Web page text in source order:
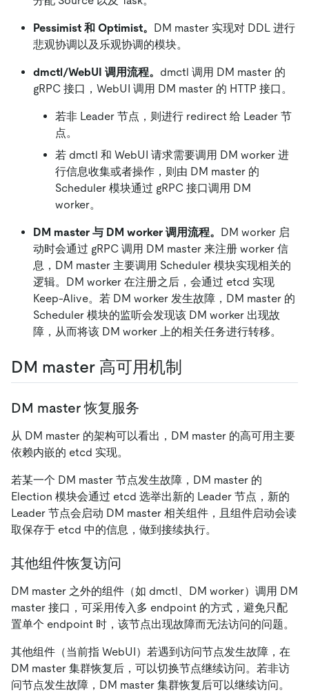
Pessimist 和 Optimist。 DM master 实现对 DDL 进行
悲观协调以及乐观协调的模块。
dmctl/WebUI 调用流程。 dmctl 调用 DM master 的
gRPC 接口，WebUI 调用 DM master 的 HTTP 接口。
若非 Leader 节点，则进行 redirect 给 Leader 节
点。
若 dmctl 和 WebUI 请求需要调用 DM worker 进
行信息收集或者操作，则由 DM master 的
Scheduler 模块通过 gRPC 接口调用 DM
worker。
DM master 与 DM worker 调用流程。 DM worker 启
动时会通过 gRPC 调用 DM master 来注册 worker 信
息，DM master 主要调用 Scheduler 模块实现相关的
逻辑。DM worker 在注册之后，会通过 etcd 实现
Keep-Alive。若 DM worker 发生故障，DM master 的
Scheduler 模块的监听会发现该 DM worker 出现故
障，从而将该 DM worker 上的相关任务进行转移。
DM master 高可用机制
DM master 恢复服务
从 DM master 的架构可以看出，DM master 的高可用主要
依赖内嵌的 etcd 实现。
若某一个 DM master 节点发生故障，DM master 的
Election 模块会通过 etcd 选举出新的 Leader 节点，新的
Leader 节点会启动 DM master 相关组件，且组件启动会读
取保存于 etcd 中的信息，做到接续执行。
其他组件恢复访问
DM master 之外的组件（如 dmctl、DM worker）调用 DM
master 接口，可采用传入多 endpoint 的方式，避免只配
置单个 endpoint 时，该节点出现故障而无法访问的问题。
其他组件（当前指 WebUI）若遇到访问节点发生故障，在
DM master 集群恢复后，可以切换节点继续访问。若非访
问节点发生故障，DM master 集群恢复后可以继续访问。